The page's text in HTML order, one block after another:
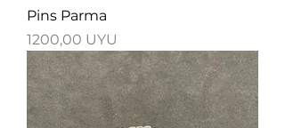
Pins Parma
Precio
1200,00 UYU